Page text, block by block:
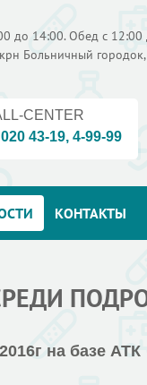
до 14:00. Обед с 12:00
Больничный
CENTER
43-19, 4-99-99
КОНТАКТЫ
на базе АТК